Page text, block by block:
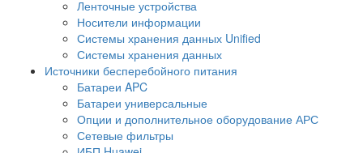
Ленточные устройства
Носители информации
Системы хранения данных Unified
Системы хранения данных
Источники бесперебойного питания
Батареи APC
Батареи универсальные
Опции и дополнительное оборудование АРС
Сетевые фильтры